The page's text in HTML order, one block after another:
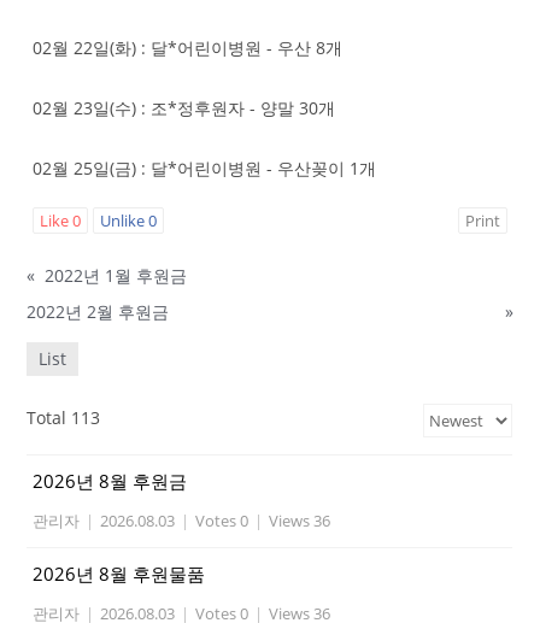
02월 22일(화) : 달*어린이병원 - 우산 8개
02월 23일(수) : 조*정후원자 - 양말 30개
02월 25일(금) : 달*어린이병원 - 우산꽂이 1개
Like0 Unlike0 Print
« 2022년 1월 후원금
2022년 2월 후원금
»
List
Total 113
2026년 8월 후원금
관리자 | 2026.08.03 | Votes 0 | Views 36
2026년 8월 후원물품
관리자 | 2026.08.03 | Votes 0 | Views 36